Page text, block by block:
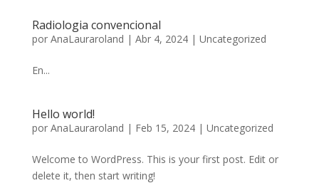
Radiologia convencional
por AnaLauraroland | Abr 4, 2024| Uncategorized
En...
Hello world!
por AnaLauraroland | Feb 15, 2024| Uncategorized
Welcome to WordPress. This is your first post. Edit or
delete it, then start writing!